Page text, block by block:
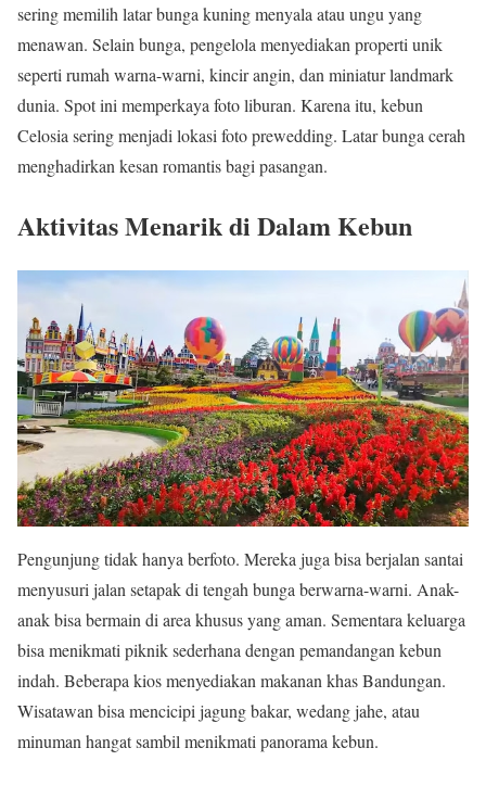
sering memilih latar bunga kuning menyala atau ungu yang
menawan. Selain bunga, pengelola menyediakan properti unik
seperti rumah warna-warni, kincir angin, dan miniatur landmark
dunia. Spot ini memperkaya foto liburan. Karena itu, kebun
Celosia sering menjadi lokasi foto prewedding. Latar bunga cerah
menghadirkan kesan romantis bagi pasangan.
Aktivitas Menarik di Dalam Kebun
Pengunjung tidak hanya berfoto. Mereka juga bisa berjalan santai
menyusuri jalan setapak di tengah bunga berwarna-warni. Anak-
anak bisa bermain di area khusus yang aman. Sementara keluarga
bisa menikmati piknik sederhana dengan pemandangan kebun
indah. Beberapa kios menyediakan makanan khas Bandungan.
Wisatawan bisa mencicipi jagung bakar, wedang jahe, atau
minuman hangat sambil menikmati panorama kebun.